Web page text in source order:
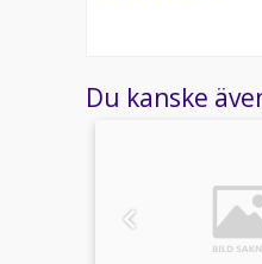
Du kanske